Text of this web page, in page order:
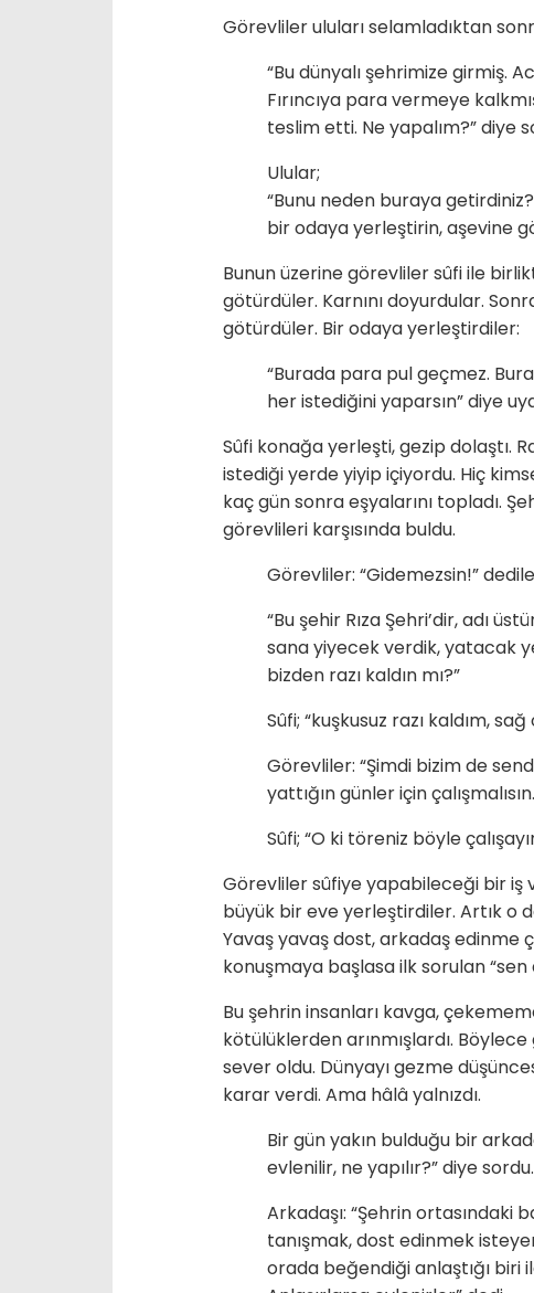
Görevliler uluları selamladıktan
“Bu dünyalı şehrimize girmiş.
Fırıncıya para vermeye
teslim etti. Ne yapalım?” diye
Ulular;
“Bunu neden buraya
bir odaya yerleştirin, aşevine
Bunun üzerine görevliler sûfi ile
götürdüler. Karnını doyurdular.
götürdüler. Bir odaya yerleştirdiler:
“Burada para pul geçmez.
her istediğini yaparsın” diye
Sûfi konağa yerleşti, gezip dolaştı.
istediği yerde yiyip içiyordu. Hiç
kaç gün sonra eşyalarını topladı.
görevlileri karşısında buldu.
Görevliler: “Gidemezsin!”
“Bu şehir Rıza Şehri’dir, adı
sana yiyecek verdik, yatacak
bizden razı kaldın mı?”
Sûfi; “kuşkusuz razı kaldım,
Görevliler: “Şimdi bizim de
yattığın günler için
Sûfi; “O ki töreniz böyle
Görevliler sûfiye yapabileceği bir iş
büyük bir eve yerleştirdiler. Artık o
Yavaş yavaş dost, arkadaş edinme
konuşmaya başlasa ilk sorulan “sen
Bu şehrin insanları kavga,
kötülüklerden arınmışlardı.
sever oldu. Dünyayı gezme
karar verdi. Ama hâlâ yalnızdı.
Bir gün yakın bulduğu bir
evlenilir, ne yapılır?” diye sordu.
Arkadaşı: “Şehrin
tanışmak, dost edinmek
orada beğendiği anlaştığı biri